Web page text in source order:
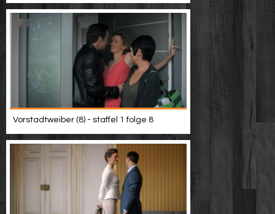
Vorstadtweiber (8) - staffel 1 folge 8